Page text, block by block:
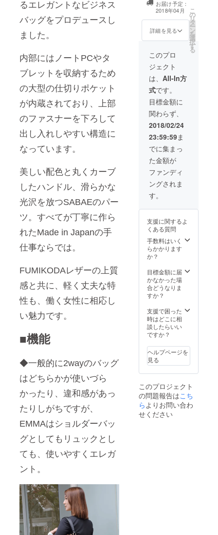
るエレガントなビジネス
バッグをプロデュースし
ました。
内部にはノートPCやタ
ブレットを収納するため
の大型の仕切りポケット
が内蔵されており、上部
のファスナーを下ろして
出し入れしやすい構造に
なっています。
美しい配色と丸くカーブ
したハンドル、滑らかな
光沢を放つSABAEのパー
ツ。すべてが丁寧に作ら
れたMade in Japanの手
仕事ならでは。
FUMIKODAレザーの上質
感と共に、軽く丈夫な特
性も、働く女性に相応し
い魅力です。
■機能
◆一般的に2wayのバッグ
はどちらかが使いづら
かったり、違和感があっ
たりしがちですが、
EMMAはショルダーバッ
グとしてもリュックとし
ても、使いやすくエレガ
ント。
お届け予定：
2018年04月
詳細を見る
こ
の
リ
タ
ー
ン
を
選
択
す
る
このプロ
ジェクト
は、 All-In方
式です。
目標金額に
関わらず、
2018/02/24
23:59:59ま
でに集まっ
た金額が
ファンディ
ングされま
す。
支援に関するよ
くある質問
手数料はいく
らかかります
か？
目標金額に届
かなかった場
合どうなりま
すか？
支援で困った
時はどこに相
談したらいい
ですか？
ヘルプページを
見る
このプロジェクト
の問題報告はこち
らよりお問い合わ
せください